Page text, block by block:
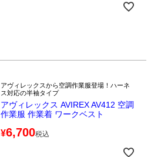
アヴィレックスから空調作業服登場！ハーネ
ス対応の半袖タイプ
アヴィレックス AVIREX AV412 空調
作業服 作業着 ワークベスト
¥6,700税込